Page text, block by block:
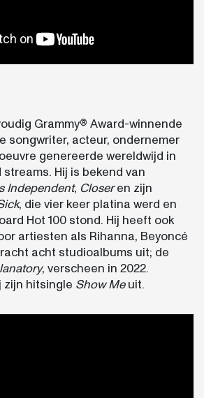
Grammy® Award-winnende
songwriter, acteur, ondernemer
genereerde wereldwijd in
Hij is bekend van
Independent, Closeren zijn
, die vier keer platina werd en
Hot 100 stond. Hij heeft ook
artiesten als Rihanna, Beyoncé
acht studioalbums uit; de
, verscheen in 2022.
zijn hitsingle Show Meuit.